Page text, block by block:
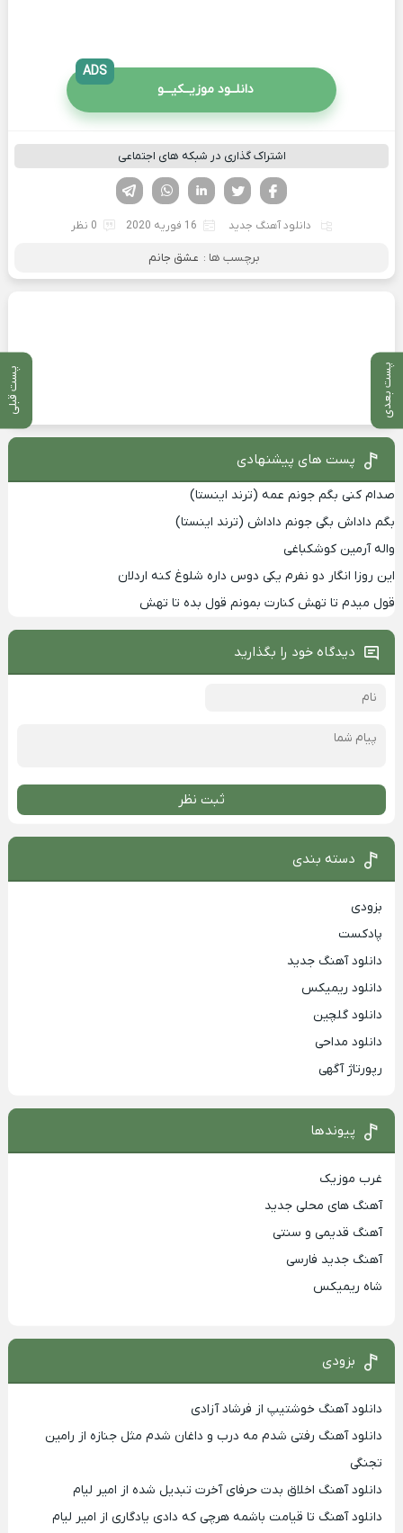
پست بعدی پست قبلی
دانلــود موزیــکیـــو
ADS
اشتراک گذاری در شبکه های اجتماعی
لینکدین تویتر
فیسوک
دانلود آهنگ جدید 16 فوریه 2020 0 نظر
برچسب ها : عشق جانم
پست های پیشنهادی
صدام کنی بگم جونم عمه (ترند اینستا)
بگم داداش بگی جونم داداش (ترند اینستا)
واله آرمین کوشکباغی
این روزا انگار دو نفرم یکی دوس داره شلوغ کنه اردلان
قول میدم تا تهش کنارت بمونم قول بده تا تهش
دیدگاه خود را بگذارید
ثبت نظر
دسته بندی
بزودی
پادکست
دانلود آهنگ جدید
دانلود ریمیکس
دانلود گلچین
دانلود مداحی
رپورتاژ آگهی
پیوندها
غرب موزیک
آهنگ های محلی جدید
آهنگ قدیمی و سنتی
آهنگ جدید فارسی
شاه ریمیکس
بزودی
دانلود آهنگ خوشتیپ از فرشاد آزادی
دانلود آهنگ رفتی شدم مه درب و داغان شدم مثل جنازه از رامین
تجنگی
دانلود آهنگ اخلاق بدت حرفای آخرت تبدیل شده از امیر لیام
دانلود آهنگ تا قیامت باشمه هرچی که دادی یادگاری از امیر لیام